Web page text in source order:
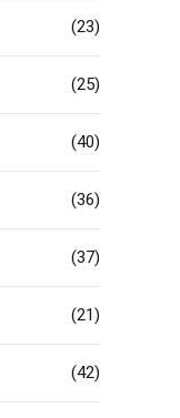
(23)
(25)
(40)
(36)
(37)
(21)
(42)